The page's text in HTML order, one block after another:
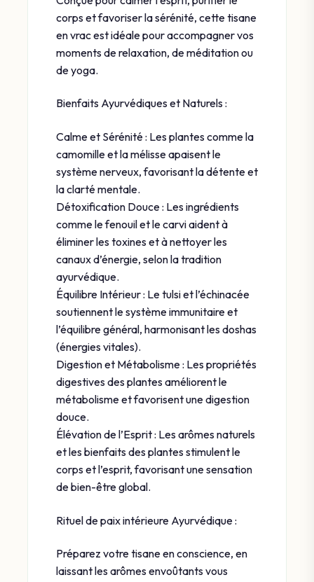
corps et favoriser la sérénité, cette tisane
en vrac est idéale pour accompagner vos
moments de relaxation, de méditation ou
de yoga.
Bienfaits Ayurvédiques et Naturels :
Calme et Sérénité : Les plantes comme la
camomille et la mélisse apaisent le
système nerveux, favorisant la détente et
la clarté mentale.
Détoxification Douce : Les ingrédients
comme le fenouil et le carvi aident à
éliminer les toxines et à nettoyer les
canaux d’énergie, selon la tradition
ayurvédique.
Équilibre Intérieur : Le tulsi et l’échinacée
soutiennent le système immunitaire et
l’équilibre général, harmonisant les doshas
(énergies vitales).
Digestion et Métabolisme : Les propriétés
digestives des plantes améliorent le
métabolisme et favorisent une digestion
douce.
Élévation de l’Esprit : Les arômes naturels
et les bienfaits des plantes stimulent le
corps et l’esprit, favorisant une sensation
de bien-être global.
Rituel de paix intérieure Ayurvédique :
Préparez votre tisane en conscience, en
laissant les arômes envoûtants vous